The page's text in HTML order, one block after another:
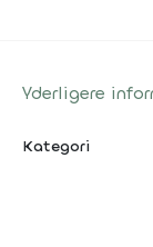
Yderligere
Kategori